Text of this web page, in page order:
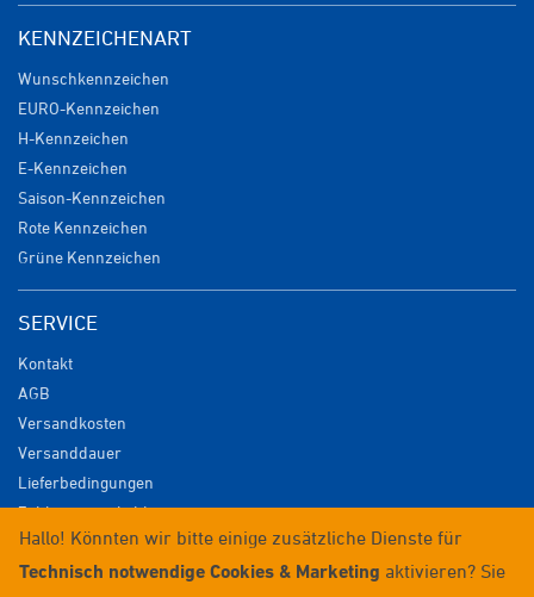
KENNZEICHENART
Wunschkennzeichen
EURO-Kennzeichen
H-Kennzeichen
E-Kennzeichen
Saison-Kennzeichen
Rote Kennzeichen
Grüne Kennzeichen
SERVICE
Kontakt
AGB
Versandkosten
Versanddauer
Lieferbedingungen
Zahlungsmöglichkeiten
Datenschutz
Impressum
Hallo! Könnten wir bitte einige zusätzliche Dienste für
Technisch notwendige Cookies & Marketing aktivieren? Sie